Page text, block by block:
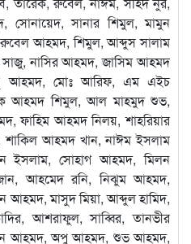
সোনায়েদ, সানার শিমুল, মামুন
আহমদ, শিমুল, আব্দুস সালাম
নাসির আহমদ, জাসিম আহমদ
আহমদ, মোঃ আরিফ, এম এইচ
আহমদ শিমুল, আল মাহমুদ শুভ,
ফাহিম আহমদ নিলয়, শাহরিয়ার
আহমদ খান, নাঈম ইসলাম
ইসলাম, সোহাগ আহমদ, মিলন
আহমেদ রনি, নিঝুম আহমদ,
আহমদ, মাসুদ মিয়া, আব্দুল হামিদ,
আশরাফুল, সাব্বির, তানভীর
আহমদ, অপু আহমদ, শুভ আহমদ,